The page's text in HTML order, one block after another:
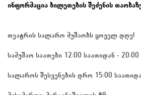
ინფორმაცია ბილეთების შეძენის
თეატრის სალარო მუშაობს ყოველ დღე!
სამუშაო საათები 12:00 საათიდან -
სალაროს შესვენების დრო 15:00